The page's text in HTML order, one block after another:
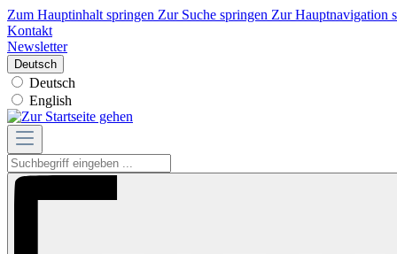
Zum Hauptinhalt springen Zur Suche springen Zur Hauptnavigation
Kontakt
Newsletter
Deutsch
Deutsch
English